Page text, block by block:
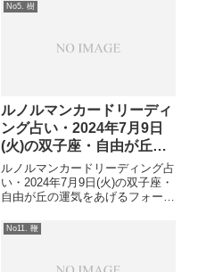
No5. 樹
ルノルマンカードリーディ
ング占い・2024年7月9日
(火)の双子座・自由が丘の
運気をあげるフォーチュン
カードセラピスト
ルノルマンカードリーディング占
い・2024年7月9日(火)の双子座・
自由が丘の運気をあげるフォーチ
いて双子座の人は社交的で、コミ
ニケーション能力に長けているそ
ことにチャレンジするの...
No11. 鞭